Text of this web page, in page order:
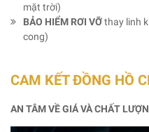
mặt trời)
BẢO HIỂM RƠI VỠthay linh
cong)
CAM KẾT ĐỒNG HỒ
AN TÂM VỀ GIÁ VÀ CHẤT